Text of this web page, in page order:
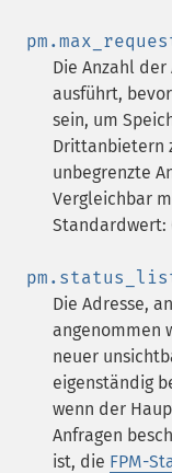
Die Anzahl
ausführt,
sein, um
Drittanbietern
unbegrenzte
Vergleichbar
Standardwert:
Die Adresse,
angenommen
neuer
eigenständig
wenn der
Anfragen
ist, die FPM-